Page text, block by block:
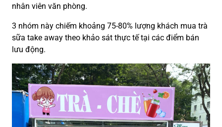
nhân viên văn phòng.
3 nhóm này chiếm khoảng 75-80% lượng khách mua trà
sữa take away theo khảo sát thực tế tại các điểm bán
lưu động.